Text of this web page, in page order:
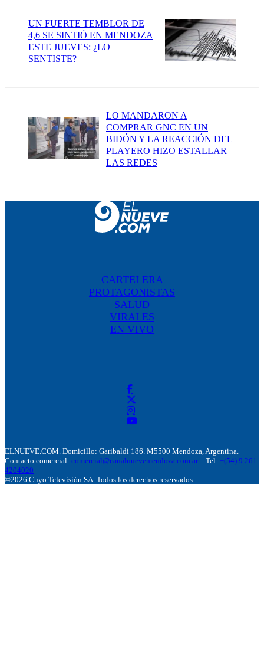
UN FUERTE TEMBLOR DE
4,6 SE SINTIÓ EN MENDOZA
ESTE JUEVES: ¿LO
SENTISTE?
LO MANDARON A
COMPRAR GNC EN UN
BIDÓN Y LA REACCIÓN DEL
PLAYERO HIZO ESTALLAR
LAS REDES
CARTELERA
PROTAGONISTAS
SALUD
VIRALES
EN VIVO
ELNUEVE.COM. Domicillo: Garibaldi 186. M5500 Mendoza, Argentina.
Contacto comercial: comercial@canalnuevemendoza.com.ar – Tel: +(54) 9 261
4204020
©2026 Cuyo Televisión SA. Todos los derechos reservados